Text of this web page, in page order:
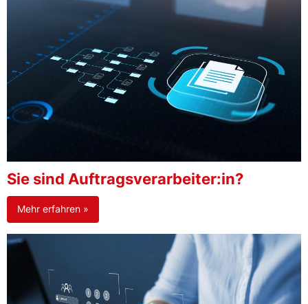
Sie sind Auftragsverarbeiter:in?
Mehr erfahren »